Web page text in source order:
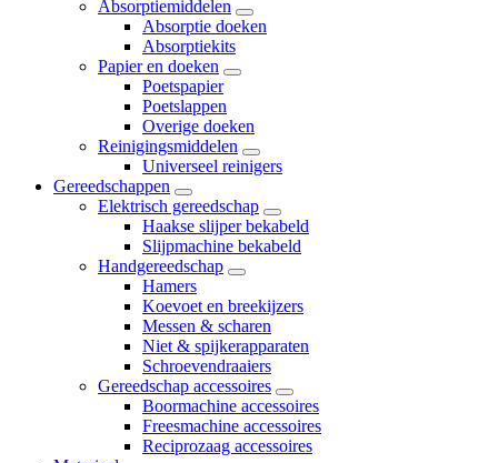
Absorptiemiddelen
Absorptie doeken
Absorptiekits
Papier en doeken
Poetspapier
Poetslappen
Overige doeken
Reinigingsmiddelen
Universeel reinigers
Gereedschappen
Elektrisch gereedschap
Haakse slijper bekabeld
Slijpmachine bekabeld
Handgereedschap
Hamers
Koevoet en breekijzers
Messen & scharen
Niet & spijkerapparaten
Schroevendraaiers
Gereedschap accessoires
Boormachine accessoires
Freesmachine accessoires
Reciprozaag accessoires